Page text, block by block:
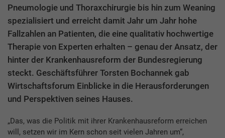
Pneumologie und Thoraxchirurgie bis hin zum Weaning
spezialisiert und erreicht damit Jahr um Jahr hohe
Fallzahlen an Patienten, die eine qualitativ hochwertige
Therapie von Experten erhalten – genau der Ansatz, der
hinter der Krankenhausreform der Bundesregierung
steckt. Geschäftsführer Torsten Bochannek gab
Wirtschaftsforum Einblicke in die Herausforderungen
und Perspektiven seines Hauses.
„Das, was die Politik mit ihrer Krankenhausreform erreichen
will, setzen wir im Kern schon seit vielen Jahren um“,